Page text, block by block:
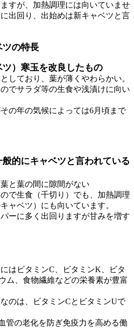
すが、加熱調理には向いていませ
出回り、出始めは新キャベツと言
ツの特長
）寒玉を改良したもの
しており、葉が薄くやわらかい。
でサラダ等の生食や浅漬けに向い
の年の気候によっては6月頃まで
的にキャベツと言われている
と葉の間に隙間がない
で生食（千切り）でも、加熱調理
ベツ）にも向いています。
ーに多く出回りますが甘みを増す
はビタミンC、ビタミンK、ビタ
ム、食物繊維などの栄養素が豊富
のは、ビタミンCとビタミンUで
管の老化を防ぎ免疫力を高める働